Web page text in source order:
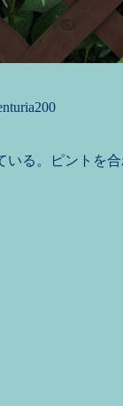
いる。ピントを